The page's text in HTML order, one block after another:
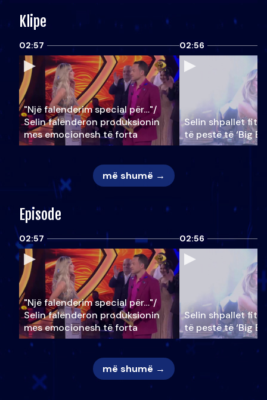
Klipe
02:57
"Një falenderim special për…"/
Selin falënderon produksionin
mes emocionesh të forta
02:56
Selin shpallet
të pestë të ‘Big
më shumë →
Episode
02:57
"Një falenderim special për…"/
Selin falënderon produksionin
mes emocionesh të forta
02:56
Selin shpallet
të pestë të ‘Big
më shumë →